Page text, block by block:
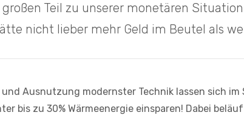
Teil zu unserer monetären
nicht lieber mehr Geld im Beutel als
Ausnutzung modernster Technik lassen sich im
bis zu 30% Wärmeenergie einsparen! Dabei